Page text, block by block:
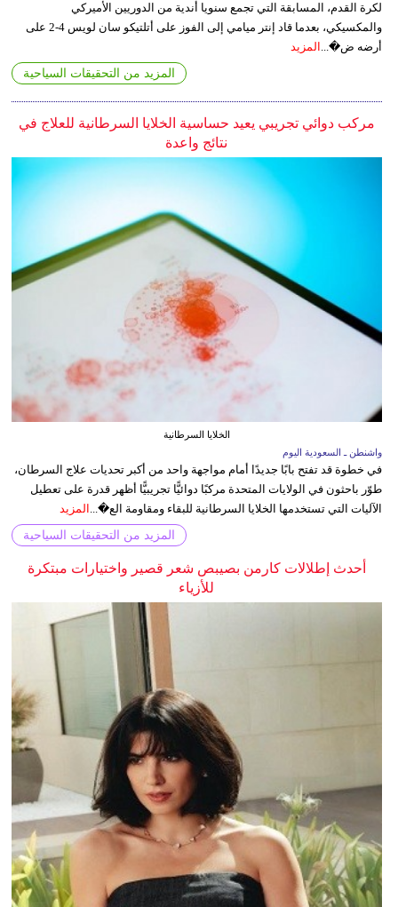
لكرة القدم، المسابقة التي تجمع سنويا أندية من الدوريين الأميركي
والمكسيكي، بعدما قاد إنتر ميامي إلى الفوز على أتلتيكو سان لويس 4-2 على
أرضه ض�... المزيد
المزيد من التحقيقات السياحية
مركب دوائي تجريبي يعيد حساسية الخلايا السرطانية للعلاج في
نتائج واعدة
الخلايا السرطانية
واشنطن ـ السعودية اليوم
في خطوة قد تفتح بابًا جديدًا أمام مواجهة واحد من أكبر تحديات علاج السرطان،
طوّر باحثون في الولايات المتحدة مركبًا دوائيًّا تجريبيًّا أظهر قدرة على تعطيل
الآليات التي تستخدمها الخلايا السرطانية للبقاء ومقاومة الع�...
المزيد
المزيد من التحقيقات السياحية
أحدث إطلالات كارمن بصيبص شعر قصير واختيارات مبتكرة
للأزياء